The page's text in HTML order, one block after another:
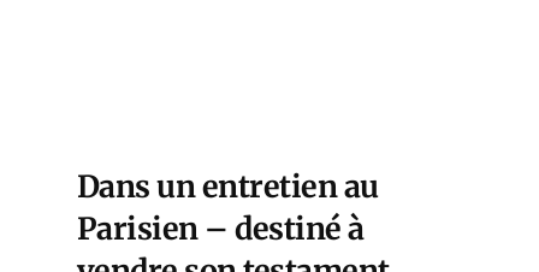
Dans un entretien au
Parisien – destiné à